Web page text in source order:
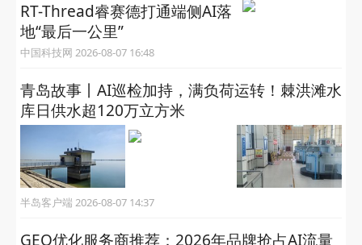
RT-Thread睿赛德打通端侧AI落
地“最后一公里”
中国科技网 2026-08-07 16:48
青岛故事丨AI巡检加持，满负荷运转！棘洪滩水
库日供水超120万立方米
半岛客户端 2026-08-07 14:37
GEO优化服务商推荐：2026年品牌抢占AI流量